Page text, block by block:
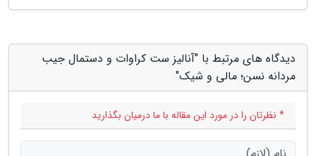
دیدگاه های مرتبط با "آنالیز ست کراوات و دستمال جیب
مردانه نسن؛ مالی و شیک"
* نظرتان را در مورد این مقاله با ما درمیان بگذارید